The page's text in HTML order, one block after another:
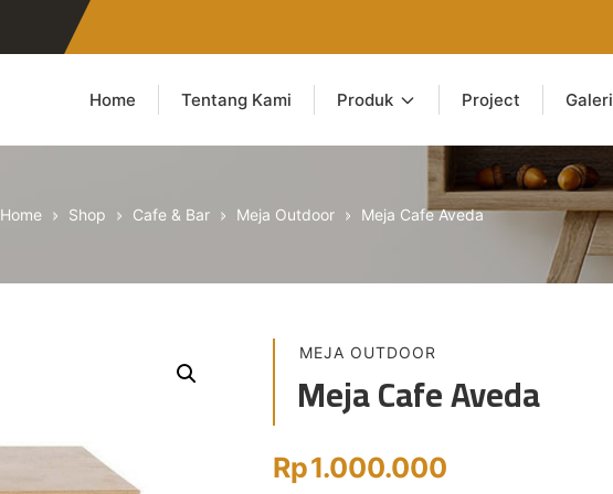
Home Tentang Kami Produk Project Galeri
Home Shop Cafe & Bar Meja Outdoor Meja Cafe Aveda
MEJA OUTDOOR
Meja Cafe Aveda
Rp1.000.000